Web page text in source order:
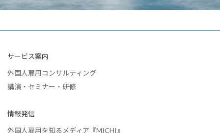
サービス案内
外国人雇用コンサルティング
講演・セミナー・研修
情報発信
外国人雇用を知るメディア『MICHI』